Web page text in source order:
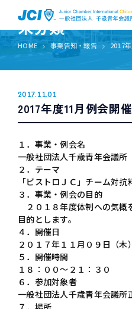
未分類
HOME 事業告知・報告 2017
2017.11.01
2017年度11月例会開催
１．事業・例会名
一般社団法人千歳青年会議
２．テーマ
「ビストロＪＣ」チーム対抗
３．事業・例会の目的
２０１８年度体制への気概
目的とします。
４．開催日
２０１７年１１月０９日（木）
５．開催時間
１８：００～２１：３０
６．参加対象者
一般社団法人千歳青年会議所
７．場所